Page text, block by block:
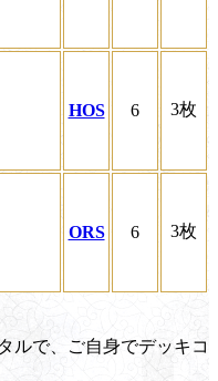
HOS 6 3枚
ORS 6 3枚
ルで、ご自身でデッキコ